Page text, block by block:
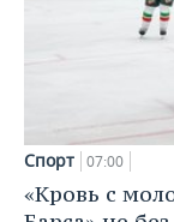
Спорт 07:00
«Кровь с